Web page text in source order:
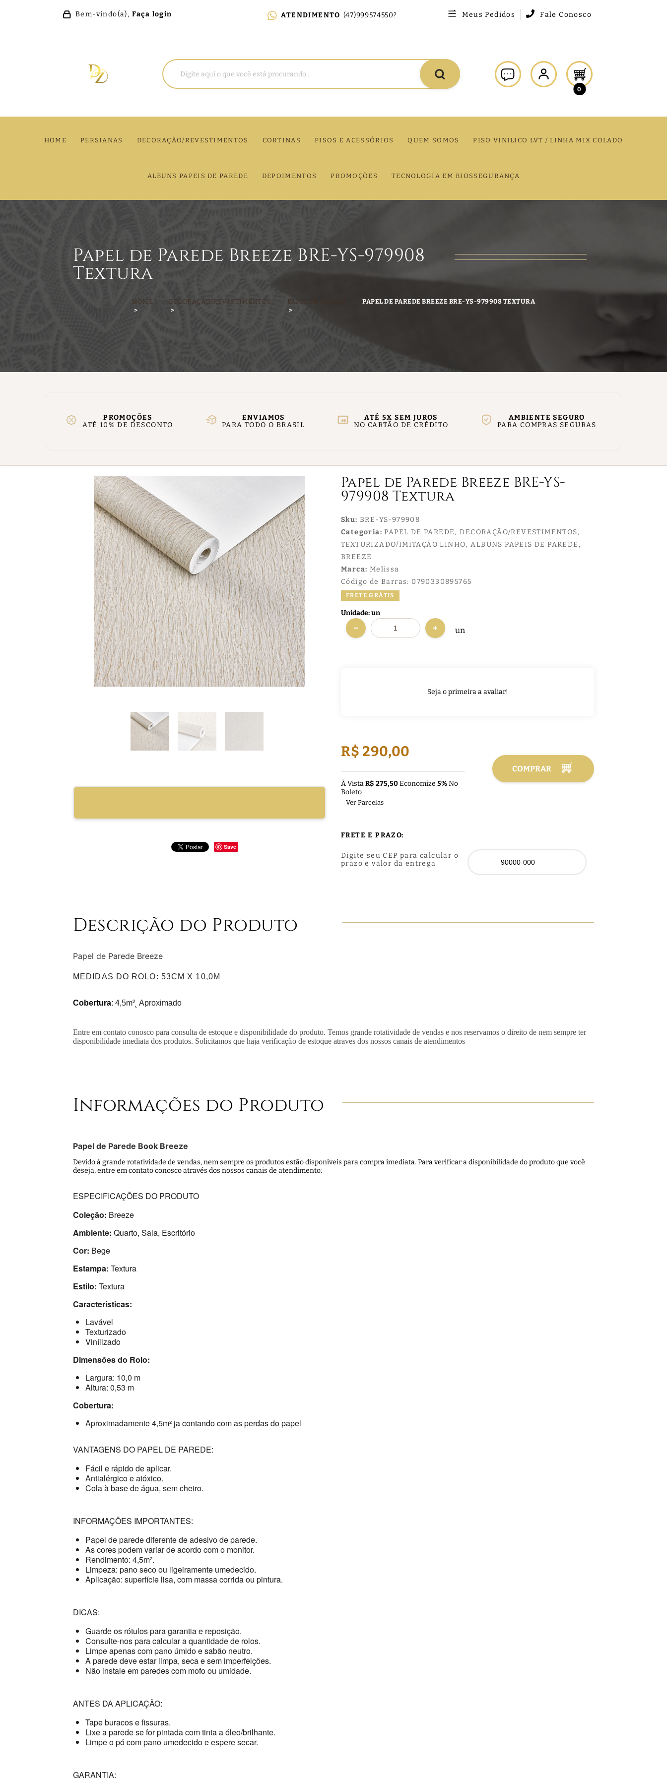
Bem-vindo(a), Faça login ATENDIMENTO (47)999574550? Meus Pedidos Fale Conosco
0
HOME PERSIANAS DECORAÇÃO/REVESTIMENTOS CORTINAS PISOS E ACESSÓRIOS QUEM SOMOS PISO VINILICO LVT / LINHA MIX COLADO
ALBUNS PAPEIS DE PAREDE DEPOIMENTOS PROMOÇÕES TECNOLOGIA EM BIOSSEGURANÇA
HOME DECORAÇÃO/REVESTIMENTOS PAPEL DE PAREDE PAPEL DE PAREDE BREEZE BRE-YS-979908 TEXTURA
Papel de Parede Breeze BRE-YS-979908
Textura
PROMOÇÕES
ATÉ 10% DE DESCONTO
ENVIAMOS
PARA TODO O BRASIL
ATÉ 5X SEM JUROS
NO CARTÃO DE CRÉDITO
AMBIENTE SEGURO
PARA COMPRAS SEGURAS
Save
Papel de Parede Breeze BRE-YS-
979908 Textura
Sku: BRE-YS-979908
Categoria: PAPEL DE PAREDE
DECORAÇÃO/REVESTIMENTOS
TEXTURIZADO/IMITAÇÃO LINHO
ALBUNS PAPEIS DE PAREDE
BREEZE
Marca: Melissa
Código de Barras: 0790330895765
FRETE GRÁTIS
Seja o primeira a avaliar!
Unidade: un
un
R$ 290,00
À VistaR$ 275,50Economize 5%No
Boleto
Ver Parcelas
COMPRAR
FRETE E PRAZO:
Digite seu CEP para calcular o
prazo e valor da entrega
Descrição do Produto
Papel de Parede Breeze
MEDIDAS DO ROLO: 53CM X 10,0M
Cobertura: 4,5m²˛ Aproximado
Entre em contato conosco para consulta de estoque e disponibilidade do produto. Temos grande rotatividade de vendas e nos reservamos o direito de nem sempre ter
disponibilidade imediata dos produtos. Solicitamos que haja verificação de estoque atraves dos nossos canais de atendimentos
Informações do Produto
Papel de Parede Book Breeze
Devido à grande rotatividade de vendas, nem sempre os produtos estão disponíveis para compra imediata. Para verificar a disponibilidade do produto que você
deseja, entre em contato conosco através dos nossos canais de atendimento:
ESPECIFICAÇÕES DO PRODUTO
Coleção: Breeze
Ambiente: Quarto, Sala, Escritório
Cor: Bege
Estampa: Textura
Estilo: Textura
Características:
Lavável
Texturizado
Vinílizado
Dimensões do Rolo:
Largura: 10,0 m
Altura: 0,53 m
Cobertura:
Aproximadamente 4,5m² ja contando com as perdas do papel
VANTAGENS DO PAPEL DE PAREDE:
Fácil e rápido de aplicar.
Antialérgico e atóxico.
Cola à base de água, sem cheiro.
INFORMAÇÕES IMPORTANTES:
Papel de parede diferente de adesivo de parede.
As cores podem variar de acordo com o monitor.
Rendimento: 4,5m².
Limpeza: pano seco ou ligeiramente umedecido.
Aplicação: superfície lisa, com massa corrida ou pintura.
DICAS:
Guarde os rótulos para garantia e reposição.
Consulte-nos para calcular a quantidade de rolos.
Limpe apenas com pano úmido e sabão neutro.
A parede deve estar limpa, seca e sem imperfeições.
Não instale em paredes com mofo ou umidade.
ANTES DA APLICAÇÃO:
Tape buracos e fissuras.
Lixe a parede se for pintada com tinta a óleo/brilhante.
Limpe o pó com pano umedecido e espere secar.
GARANTIA: